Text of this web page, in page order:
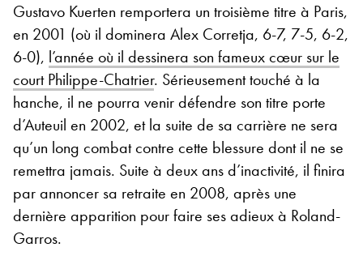
Gustavo Kuerten remportera un troisième titre à Paris,
en 2001 (où il dominera Alex Corretja, 6-7, 7-5, 6-2,
6-0), l’année où il dessinera son fameux cœur sur le
court Philippe-Chatrier. Sérieusement touché à la
hanche, il ne pourra venir défendre son titre porte
d’Auteuil en 2002, et la suite de sa carrière ne sera
qu’un long combat contre cette blessure dont il ne se
remettra jamais. Suite à deux ans d’inactivité, il finira
par annoncer sa retraite en 2008, après une
dernière apparition pour faire ses adieux à Roland-
Garros.